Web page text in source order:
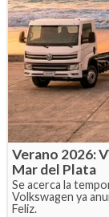
Verano 2026:
Mar del Plata
Se acerca la
Volkswagen ya
Feliz.